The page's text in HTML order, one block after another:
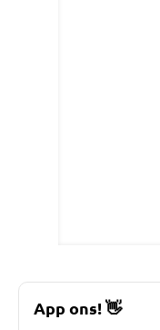
App ons!👋